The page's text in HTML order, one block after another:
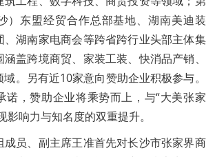
）东盟经贸合作总部基地、湖南美迪装
、湖南家电商会等跨省跨行业头部主体集
盖跨境商贸、家装工装、快消品产销、
。另有近10家意向赞助企业积极参与。
诺，赞助企业将乘势而上，与“大美张家
影响力与知名度的双重提升。
成员、副主席王准首先对长沙市张家界商